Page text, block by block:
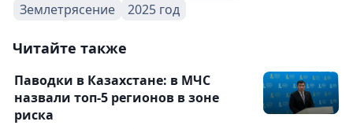
Землетрясение
2025 год
Читайте также
Паводки в Казахстане: в МЧС
назвали топ-5 регионов в зоне
риска